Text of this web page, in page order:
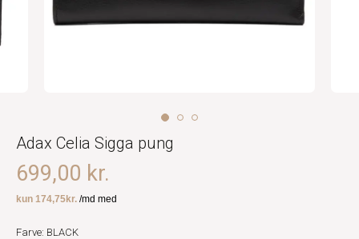
Adax Celia Sigga pung
699,00 kr.
Farve: BLACK